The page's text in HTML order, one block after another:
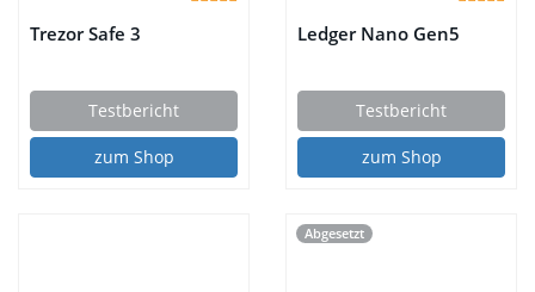
Trezor Safe 3
Testbericht
zum Shop
Ledger Nano Gen5
Testbericht
zum Shop
Abgesetzt